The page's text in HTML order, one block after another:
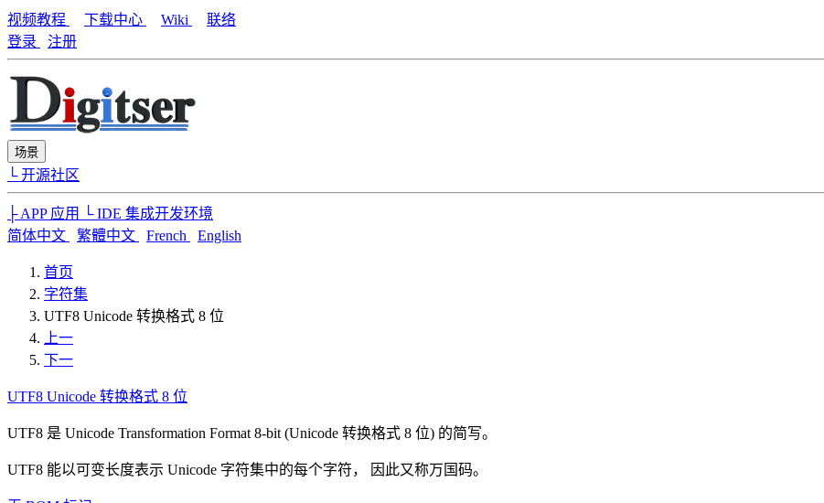
视频教程 下载中心 Wiki
联络
登录
注册
场景
└ 开源社区
├ APP 应用
└ IDE 集成开发环境
简体中文
繁體中文 French English
首页
字符集
UTF8 Unicode 转换格式 8 位
上一
下一
UTF8 Unicode 转换格式 8 位
UTF8 是 Unicode Transformation Format 8-bit (Unicode 转换格式 8 位) 的简写。
UTF8 能以可变长度表示 Unicode 字符集中的每个字符， 因此又称万国码。